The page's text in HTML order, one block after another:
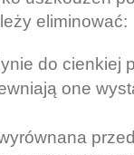
eliminować:
do cienkiej
one